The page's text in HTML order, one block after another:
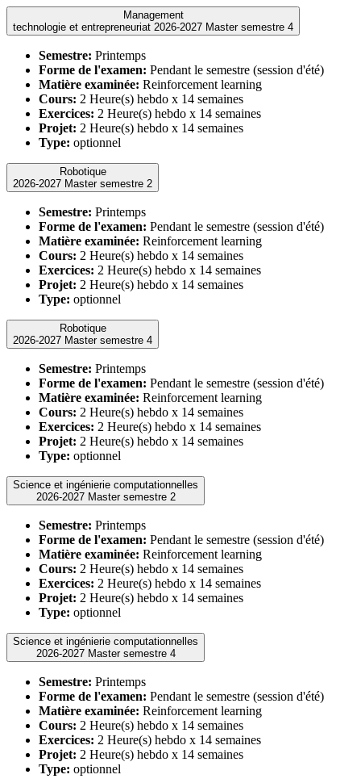
Management
technologie et entrepreneuriat 2026-2027 Master semestre 4
Semestre: Printemps
Forme de l'examen: Pendant le semestre (session d'été)
Matière examinée: Reinforcement learning
Cours: 2 Heure(s) hebdo x 14 semaines
Exercices: 2 Heure(s) hebdo x 14 semaines
Projet: 2 Heure(s) hebdo x 14 semaines
Type: optionnel
Robotique
2026-2027 Master semestre 2
Semestre: Printemps
Forme de l'examen: Pendant le semestre (session d'été)
Matière examinée: Reinforcement learning
Cours: 2 Heure(s) hebdo x 14 semaines
Exercices: 2 Heure(s) hebdo x 14 semaines
Projet: 2 Heure(s) hebdo x 14 semaines
Type: optionnel
Robotique
2026-2027 Master semestre 4
Semestre: Printemps
Forme de l'examen: Pendant le semestre (session d'été)
Matière examinée: Reinforcement learning
Cours: 2 Heure(s) hebdo x 14 semaines
Exercices: 2 Heure(s) hebdo x 14 semaines
Projet: 2 Heure(s) hebdo x 14 semaines
Type: optionnel
Science et ingénierie computationnelles
2026-2027 Master semestre 2
Semestre: Printemps
Forme de l'examen: Pendant le semestre (session d'été)
Matière examinée: Reinforcement learning
Cours: 2 Heure(s) hebdo x 14 semaines
Exercices: 2 Heure(s) hebdo x 14 semaines
Projet: 2 Heure(s) hebdo x 14 semaines
Type: optionnel
Science et ingénierie computationnelles
2026-2027 Master semestre 4
Semestre: Printemps
Forme de l'examen: Pendant le semestre (session d'été)
Matière examinée: Reinforcement learning
Cours: 2 Heure(s) hebdo x 14 semaines
Exercices: 2 Heure(s) hebdo x 14 semaines
Projet: 2 Heure(s) hebdo x 14 semaines
Type: optionnel